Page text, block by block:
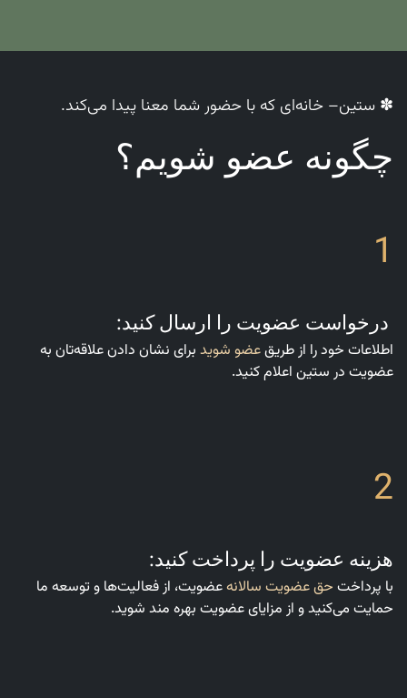
✽ ستین– خانه‌ای که با حضور شما معنا پیدا می‌کند.
چگونه عضو شویم؟
1
درخواست عضویت را ارسال کنید:
اطلاعات خود را از طریقعضو شوید برای نشان دادن علاقه‌تان به
عضویت در ستین اعلام کنید.
2
هزینه عضویت را پرداخت کنید:
با پرداخت حق عضویت سالانهعضویت، از فعالیت‌ها و توسعه ما
حمایت می‌کنید و از مزایای عضویت بهره مند شوید.